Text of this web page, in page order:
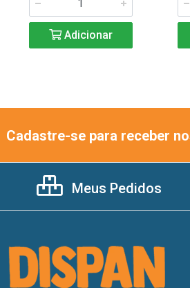
Adicionar
Cadastre-se para receber
Meus Pedidos